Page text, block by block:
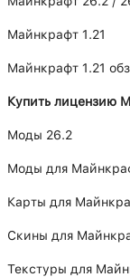
Майнкрафт 1.21
Майнкрафт 1.21
Купить лицензию
Моды 26.2
Моды для
Карты для
Скины для
Текстуры для